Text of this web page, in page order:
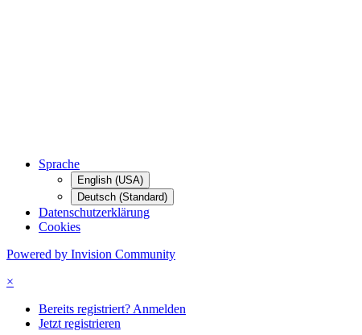
Sprache
English (USA)
Deutsch (Standard)
Datenschutzerklärung
Cookies
Powered by Invision Community
×
Bereits registriert? Anmelden
Jetzt registrieren